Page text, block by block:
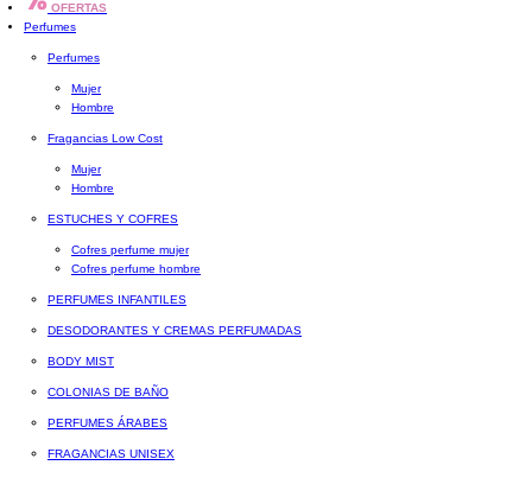
OFERTAS
Perfumes
Perfumes
Mujer
Hombre
Fragancias Low Cost
Mujer
Hombre
ESTUCHES Y COFRES
Cofres perfume mujer
Cofres perfume hombre
PERFUMES INFANTILES
DESODORANTES Y CREMAS PERFUMADAS
BODY MIST
COLONIAS DE BAÑO
PERFUMES ÁRABES
FRAGANCIAS UNISEX